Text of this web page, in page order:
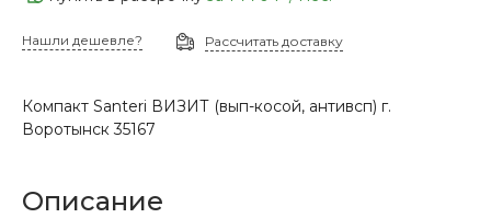
Нашли дешевле? Рассчитать доставку
Компакт Santeri ВИЗИТ (вып-косой, антивсп) г.
Воротынск 35167
Описание